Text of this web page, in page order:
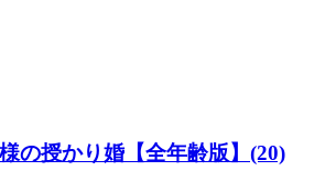
の授かり婚【全年齢版】(20)